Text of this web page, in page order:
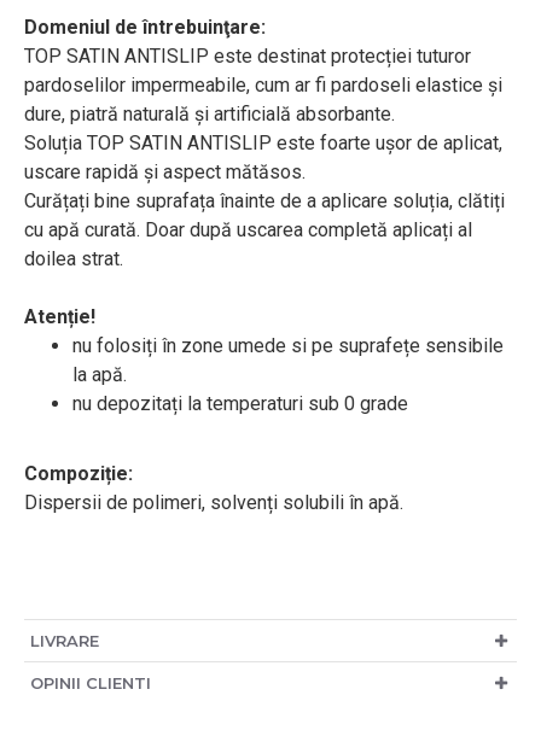
Domeniul de întrebuinţare:
TOP SATIN ANTISLIP este destinat protecției tuturor
pardoselilor impermeabile, cum ar fi pardoseli elastice și
dure, piatră naturală și artificială absorbante.
Soluția TOP SATIN ANTISLIP este foarte ușor de aplicat,
uscare rapidă și aspect mătăsos.
Curățați bine suprafața înainte de a aplicare soluția, clătiți
cu apă curată. Doar după uscarea completă aplicați al
doilea strat.
Atenție!
nu folosiți în zone umede si pe suprafețe sensibile
la apă.
nu depozitați la temperaturi sub 0 grade
Compoziție:
Dispersii de polimeri, solvenți solubili în apă.
LIVRARE
OPINII CLIENTI